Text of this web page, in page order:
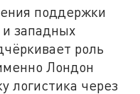
поддержки
западных
роль
Лондон
логистика через